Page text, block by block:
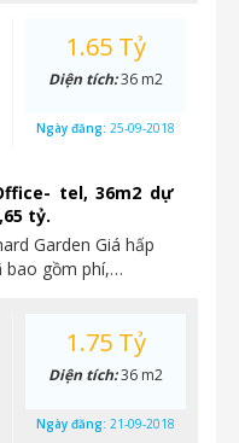
tel, 36m2 dự
tỷ.
Garden Giá hấp
bao gồm phí,…
1.65 Tỷ
Diện tích:36 m2
Ngày đăng: 25-09-2018
1.75 Tỷ
Diện tích:36 m2
Ngày đăng: 21-09-2018